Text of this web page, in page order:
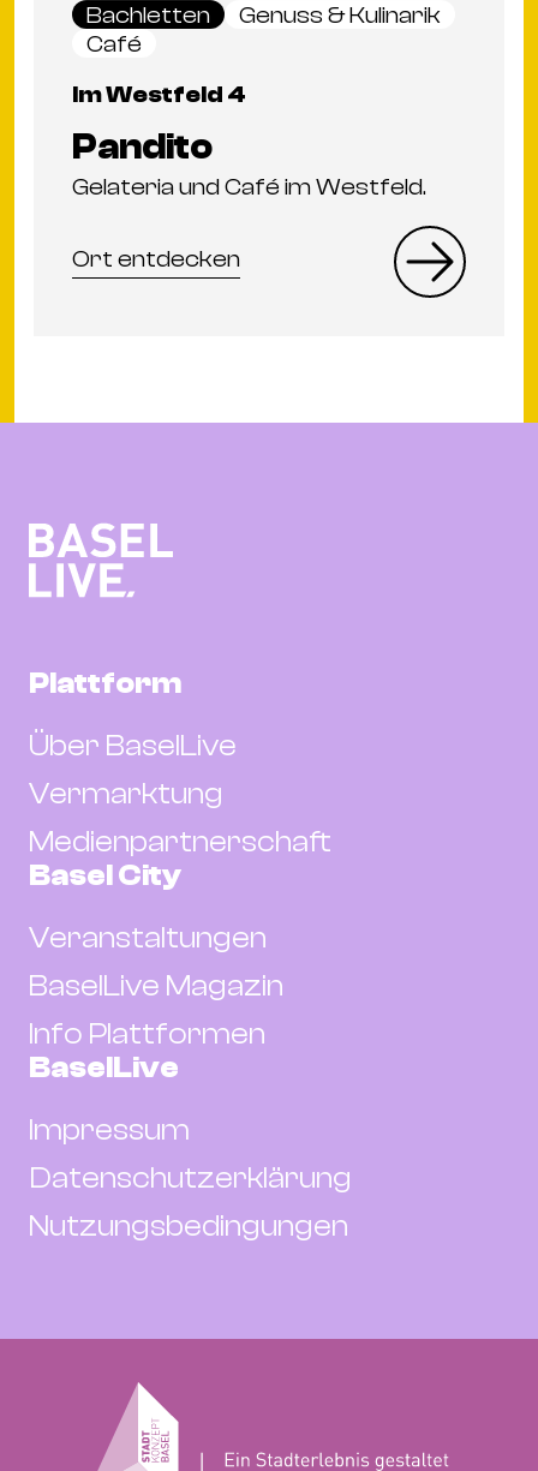
Bachletten
Genuss & Kulinarik
Café
Im Westfeld 4
Pandito
Gelateria und Café im Westfeld.
Ort entdecken
Plattform
Über BaselLive
Vermarktung
Medienpartnerschaft
Basel City
Veranstaltungen
BaselLive Magazin
Info Plattformen
BaselLive
Impressum
Datenschutzerklärung
Nutzungsbedingungen